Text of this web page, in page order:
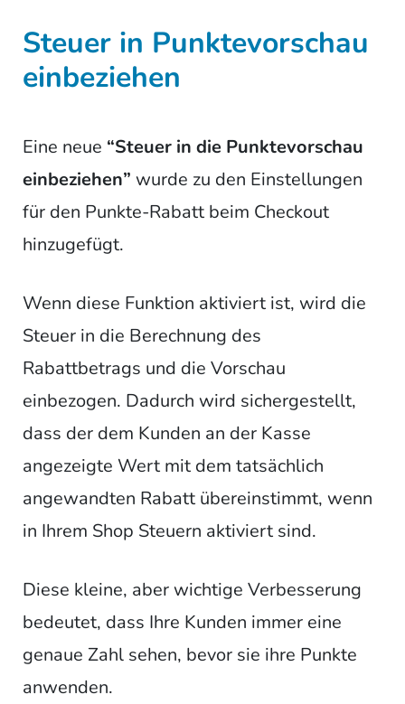
Steuer in Punktevorschau
einbeziehen
Eine neue “Steuer in die Punktevorschau
einbeziehen” wurde zu den Einstellungen
für den Punkte-Rabatt beim Checkout
hinzugefügt.
Wenn diese Funktion aktiviert ist, wird die
Steuer in die Berechnung des
Rabattbetrags und die Vorschau
einbezogen. Dadurch wird sichergestellt,
dass der dem Kunden an der Kasse
angezeigte Wert mit dem tatsächlich
angewandten Rabatt übereinstimmt, wenn
in Ihrem Shop Steuern aktiviert sind.
Diese kleine, aber wichtige Verbesserung
bedeutet, dass Ihre Kunden immer eine
genaue Zahl sehen, bevor sie ihre Punkte
anwenden.